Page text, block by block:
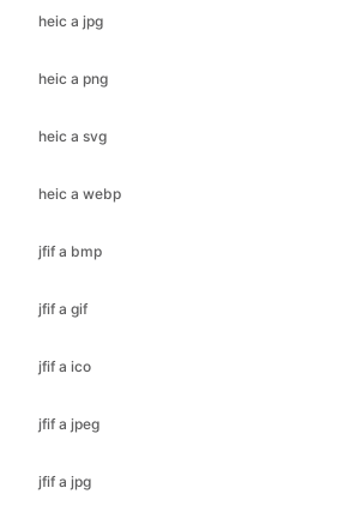
heic a svg
heic a webp
jfif a bmp
jfif a ico
jfif a jpeg
jfif a jpg
png a jfif
jfif a webp